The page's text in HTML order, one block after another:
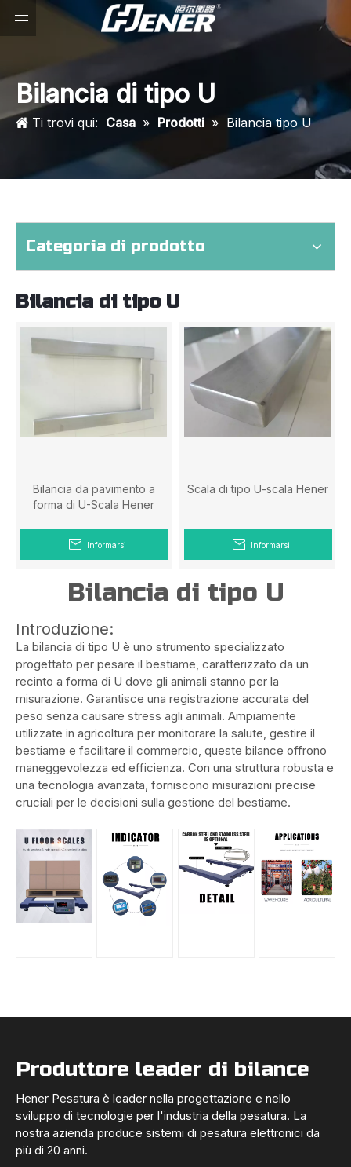
Bilancia di tipo U
Ti trovi qui: Casa » Prodotti » Bilancia tipo U
Categoria di prodotto
Bilancia di tipo U
Bilancia da pavimento a
forma di U-Scala Hener
Informarsi
Scala di tipo U-scala Hener
Informarsi
Bilancia di tipo U
Introduzione:
La bilancia di tipo U è uno strumento specializzato
progettato per pesare il bestiame, caratterizzato da un
recinto a forma di U dove gli animali stanno per la
misurazione. Garantisce una registrazione accurata del
peso senza causare stress agli animali. Ampiamente
utilizzate in agricoltura per monitorare la salute, gestire il
bestiame e facilitare il commercio, queste bilance offrono
maneggevolezza ed efficienza. Con una struttura robusta e
una tecnologia avanzata, forniscono misurazioni precise
cruciali per le decisioni sulla gestione del bestiame.
Produttore leader di bilance
Hener Pesatura è leader nella progettazione e nello
sviluppo di tecnologie per l'industria della pesatura. La
nostra azienda produce sistemi di pesatura elettronici da
più di 20 anni.